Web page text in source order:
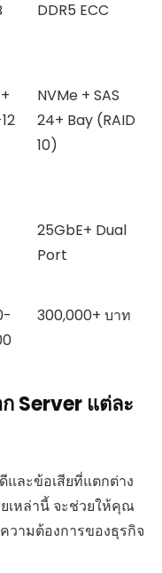
DDR5 ECC
NVMe + SAS
24+ Bay (RAID
10)
25GbE+ Dual
Port
300,000+ บาท
Server แต่ละ
และข้อเสียที่แตกต่าง
เหล่านี้ จะช่วยให้คุณ
วามต้องการของธุรกิจ